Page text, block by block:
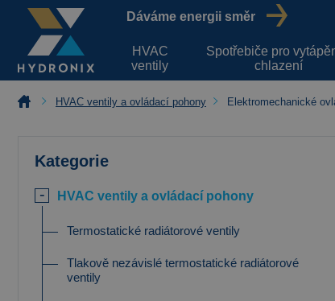
Dáváme energii směr
HVAC
ventily
Spotřebiče pro
chlazení
HVAC ventily a ovládací pohony Elektromechanické
Kategorie
HVAC ventily a ovládací pohony
Termostatické radiátorové ventily
Tlakově nezávislé termostatické radiátorové
ventily